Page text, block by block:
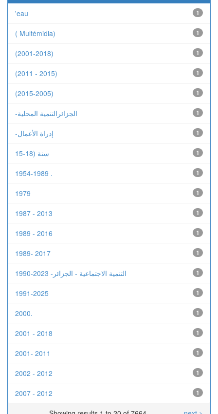
'eau 1
( Multémidia) 1
(2001-2018) 1
(2011 - 2015) 1
(2015-2005) 1
-الجزائرالتنمية المحلية 1
-إدراة الأعمال 1
15-18) سنة 1
1954-1989 . 1
1979 1
1987 - 2013 1
1989 - 2016 1
1989- 2017 1
1990-2023 -التنمية الاجتماعية - الجزائر 1
1991-2025 1
2000. 1
2001 - 2018 1
2001- 2011 1
2002 - 2012 1
2007 - 2012 1